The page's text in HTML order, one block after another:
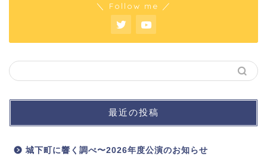
＼ Follow me ／
最近の投稿
城下町に響く調べ〜2026年度公演のお知らせ